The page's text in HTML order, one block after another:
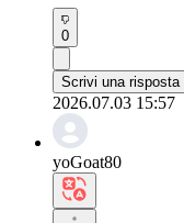
0
Scrivi una risposta
2026.07.03 15:57
yoGoat80